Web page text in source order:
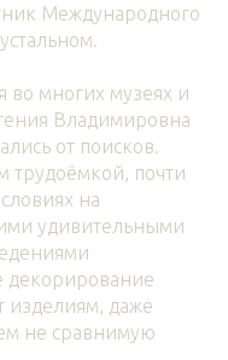
Международного
во многих музеях и
Владимировна
от поисков.
трудоёмкой, почти
на
удивительными
декорирование
изделиям, даже
не сравнимую